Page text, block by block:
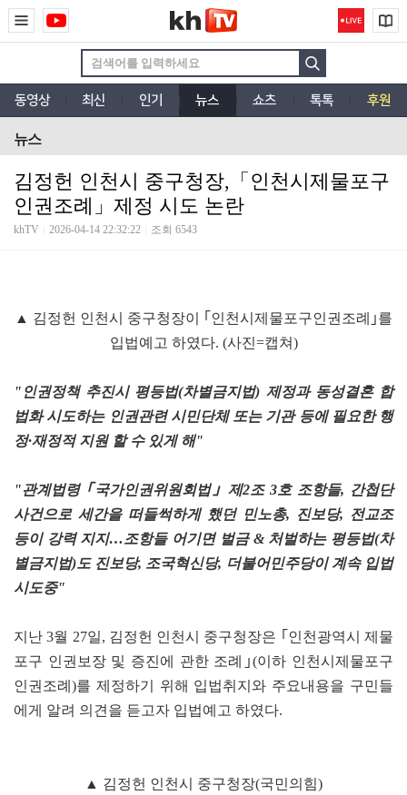
동영상 최신 인기 뉴스 쇼츠 톡톡 후원
뉴스
김정헌 인천시 중구청장,「인천시제물포구
인권조례」제정 시도 논란
khTV 2026-04-14 22:32:22 조회 6543
▲ 김정헌 인천시 중구청장이 ｢인천시제물포구인권조례｣를
입법예고 하였다. (사진=캡쳐)
"인권정책 추진시 평등법(차별금지법) 제정과 동성결혼 합
법화 시도하는 인권관련 시민단체 또는 기관 등에 필요한 행
정·재정적 지원 할 수 있게 해"
"관계법령 ｢국가인권위원회법｣ 제2조 3호 조항들, 간첩단
사건으로 세간을 떠들썩하게 했던 민노총, 진보당, 전교조
등이 강력 지지…조항들 어기면 벌금 & 처벌하는 평등법(차
별금지법)도 진보당, 조국혁신당, 더불어민주당이 계속 입법
시도중"
지난 3월 27일, 김정헌 인천시 중구청장은 ｢인천광역시 제물
포구 인권보장 및 증진에 관한 조례｣(이하 인천시제물포구
인권조례)를 제정하기 위해 입법취지와 주요내용을 구민들
에게 알려 의견을 듣고자 입법예고 하였다.
▲ 김정헌 인천시 중구청장(국민의힘)